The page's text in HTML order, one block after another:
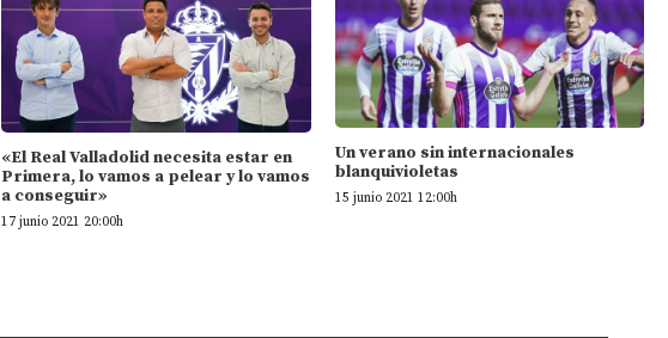
«El Real Valladolid necesita estar en
Primera, lo vamos a pelear y lo vamos
a conseguir»
17 junio 2021 20:00h
Un verano sin internacionales
blanquivioletas
15 junio 2021 12:00h